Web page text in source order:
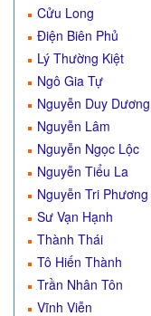
Cửu Long
Điện Biên Phủ
Lý Thường Kiệt
Ngô Gia Tự
Nguyễn Duy Dương
Nguyễn Lâm
Nguyễn Ngọc Lộc
Nguyễn Tiểu La
Nguyễn Tri Phương
Sư Vạn Hạnh
Thành Thái
Tô Hiến Thành
Trần Nhân Tôn
Vĩnh Viễn